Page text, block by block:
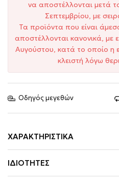
να αποστέλλονται μετά
Σεπτεμβρίου, με
Τα προϊόντα που είναι
αποστέλλονται κανονικά, με
Αυγούστου, κατά το οποίο η
κλειστή λόγω
Οδηγός μεγεθών
ΧΑΡΑΚΤΗΡΙΣΤΙΚΆ
ΙΔΙΌΤΗΤΕΣ